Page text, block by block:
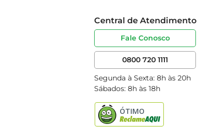
Central de Atendimento
Fale Conosco
0800 720 1111
Segunda à Sexta: 8h às 20h
Sábados: 8h às 18h